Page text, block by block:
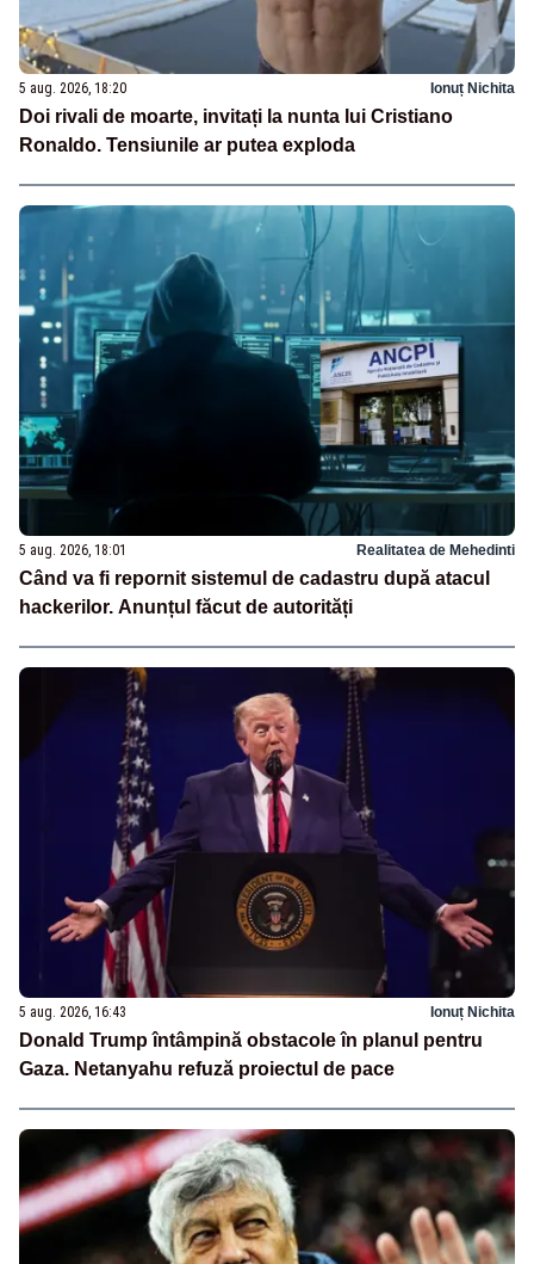
5 aug. 2026, 18:20 Ionuț Nichita
Doi rivali de moarte, invitați la nunta lui Cristiano
Ronaldo. Tensiunile ar putea exploda
5 aug. 2026, 18:01 Realitatea de Mehedinti
Când va fi repornit sistemul de cadastru după atacul
hackerilor. Anunțul făcut de autorități
5 aug. 2026, 16:43 Ionuț Nichita
Donald Trump întâmpină obstacole în planul pentru
Gaza. Netanyahu refuză proiectul de pace